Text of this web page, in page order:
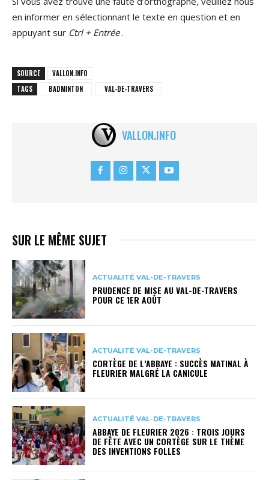
en informer en sélectionnant le texte en question et en
appuyant sur Ctrl + Entrée.
SOURCE
VALLON.INFO
TAGS
BADMINTON VAL-DE-TRAVERS
VALLON.INFO
SUR LE MÊME SUJET
ACTUALITÉ VAL-DE-TRAVERS
PRUDENCE DE MISE AU VAL-DE-TRAVERS
POUR CE 1ER AOÛT
ACTUALITÉ VAL-DE-TRAVERS
CORTÈGE DE L’ABBAYE : SUCCÈS MATINAL À
FLEURIER MALGRÉ LA CANICULE
ACTUALITÉ VAL-DE-TRAVERS
ABBAYE DE FLEURIER 2026 : TROIS JOURS
DE FÊTE AVEC UN CORTÈGE SUR LE THÈME
DES INVENTIONS FOLLES